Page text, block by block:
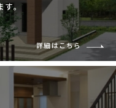
。
詳細はこちら